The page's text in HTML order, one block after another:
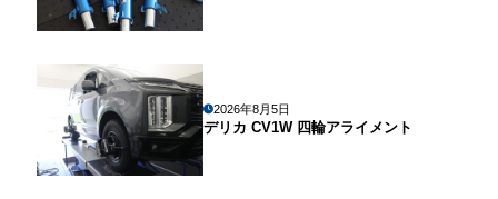
2026年8月5日
デリカ CV1W 四輪アライメント